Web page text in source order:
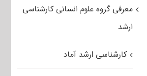
معرفی گروه علوم انسانی کارشناسی
ارشد
کارشناسی ارشد آماد